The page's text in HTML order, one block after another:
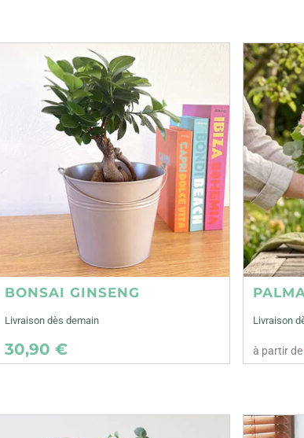
BONSAI GINSENG
Livraison dès demain
30,90 €
Livraison
à partir